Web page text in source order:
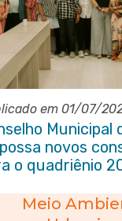
em 01/07/
Municipal
novos
o quadriênio
Meio